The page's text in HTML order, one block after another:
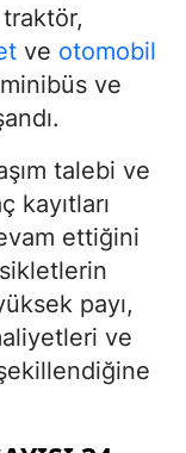
traktör,
ve otomobil
ve
talebi ve
kayıtları
ettiğini
payı,
ve